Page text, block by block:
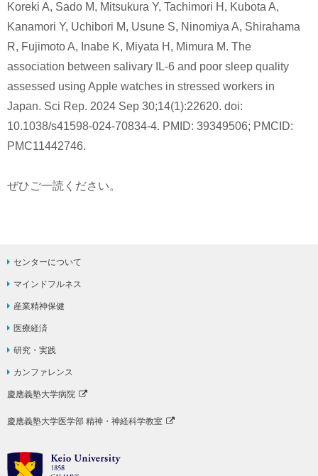
Koreki A, Sado M, Mitsukura Y, Tachimori H, Kubota A,
Kanamori Y, Uchibori M, Usune S, Ninomiya A, Shirahama
R, Fujimoto A, Inabe K, Miyata H, Mimura M. The
association between salivary IL-6 and poor sleep quality
assessed using Apple watches in stressed workers in
Japan. Sci Rep. 2024 Sep 30;14(1):22620. doi:
10.1038/s41598-024-70834-4. PMID: 39349506; PMCID:
PMC11442746.
ぜひご一読ください。
センターについて
マインドフルネス
産業精神保健
医療経済
研究・実践
カンファレンス
慶應義塾大学病院
慶應義塾大学医学部 精神・神経科学教室